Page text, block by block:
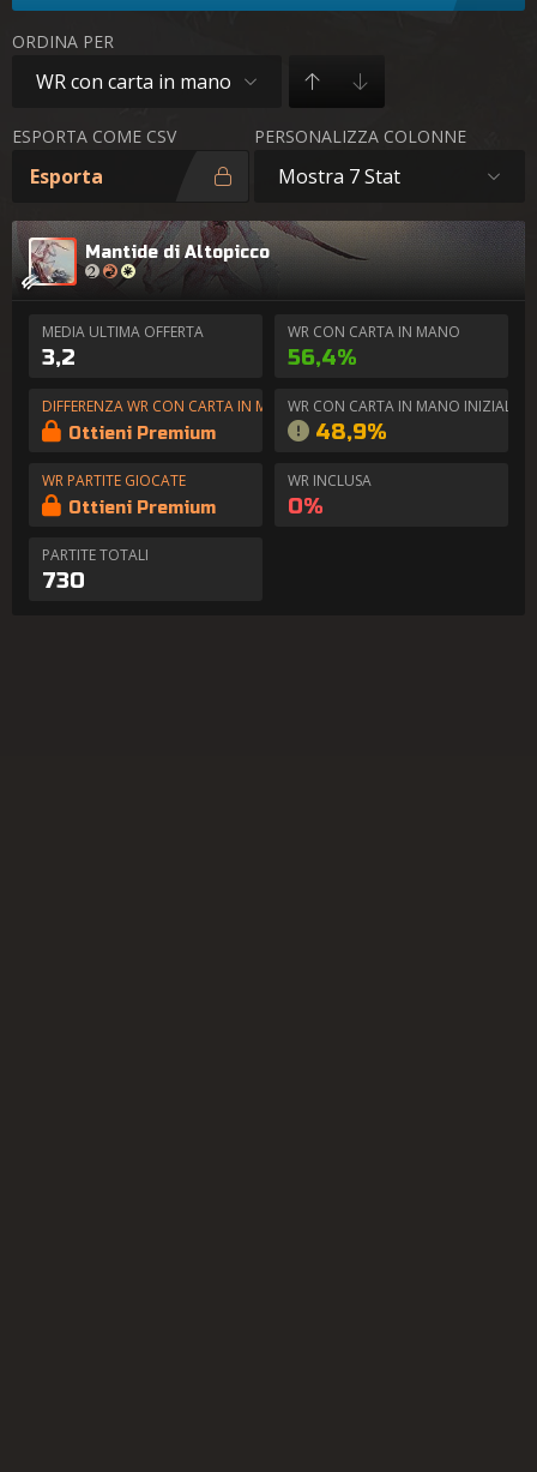
ORDINA PER
WR con carta in mano
ESPORTA COME CSV
Esporta
PERSONALIZZA COLONNE
Mostra 7 Stat
Mantide di Altopicco
MEDIA ULTIMA OFFERTA
3,2
WR CON CARTA IN MANO
56,4%
DIFFERENZA WR CON CARTA IN MANO
Ottieni Premium
WR CON CARTA IN MANO INIZIALE
48,9%
WR PARTITE GIOCATE
Ottieni Premium
WR INCLUSA
0%
PARTITE TOTALI
730